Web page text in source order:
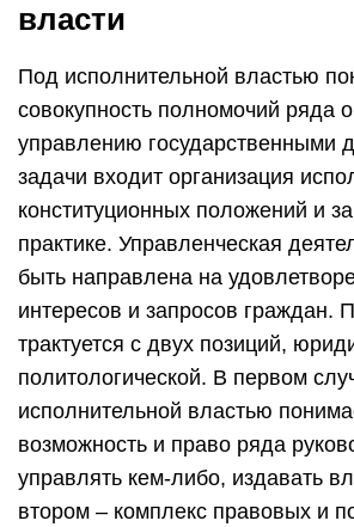
власти
Под исполнительной властью
совокупность полномочий ряда
управлению государственными
задачи входит организация
конституционных положений и
практике. Управленческая
быть направлена на
интересов и запросов граждан.
трактуется с двух позиций,
политологической. В первом
исполнительной властью
возможность и право ряда
управлять кем-либо, издавать
втором – комплекс правовых и